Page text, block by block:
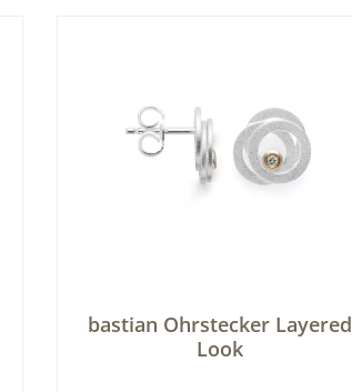
bastian Ohrstecker Layered
Look